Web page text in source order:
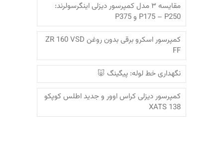
مقایسه ۳ مدل کمپرسور دیزلی اینگرسولرند:
P175 – P250 و P375
کمپرسور اسکرو برقی بدون روغن ZR 160 VSD
FF
نگهداری خط لوله: پیگینگ 🐷
کمپرسور دیزلی کراس اوور و جدید اطلس کوپکو
XATS 138